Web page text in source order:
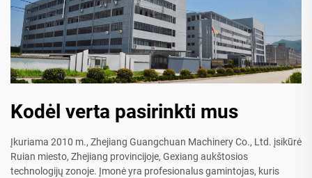
Kodėl verta pasirinkti mus
Įkuriama 2010 m., Zhejiang Guangchuan Machinery Co., Ltd. įsikūrė
Ruian miesto, Zhejiang provincijoje, Gexiang aukštosios
technologijų zonoje. Įmonė yra profesionalus gamintojas, kuris